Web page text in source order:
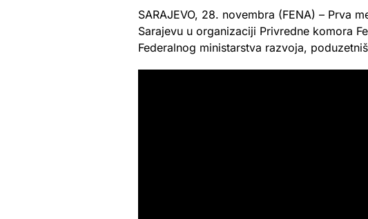
SARAJEVO, 28. novembra (FENA) – Prva
Sarajevu u organizaciji Privredne komora
Federalnog ministarstva razvoja,